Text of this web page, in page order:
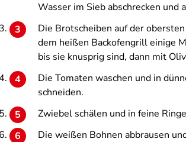
Wasser im Sieb abschrecken und
Die Brotscheiben auf der
dem heißen Backofengrill einige
bis sie knusprig sind, dann mit
Die Tomaten waschen und in
schneiden.
Zwiebel schälen und in feine
Die weißen Bohnen abbrausen